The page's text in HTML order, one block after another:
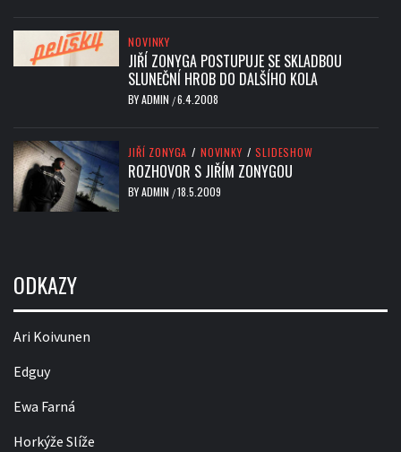
NOVINKY
JIŘÍ ZONYGA POSTUPUJE SE SKLADBOU
SLUNEČNÍ HROB DO DALŠÍHO KOLA
BYADMIN /6.4.2008
JIŘÍ ZONYGA / NOVINKY / SLIDESHOW
ROZHOVOR S JIŘÍM ZONYGOU
BYADMIN /18.5.2009
ODKAZY
Ari Koivunen
Edguy
Ewa Farná
Horkýže Slíže